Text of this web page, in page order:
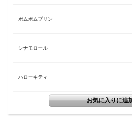
ポムポムプリン
シナモロール
ハローキティ